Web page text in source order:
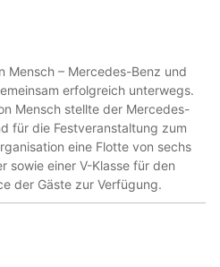
Mensch – Mercedes-Benz und
erfolgreich unterwegs.
Mensch stellte der Mercedes-
für die Festveranstaltung zum
eine Flotte von sechs
sowie einer V-Klasse für den
der Gäste zur Verfügung.